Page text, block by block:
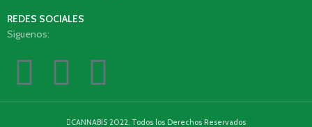
REDES SOCIALES
Siguenos:
CANNABIS 2022. Todos los Derechos Reservados